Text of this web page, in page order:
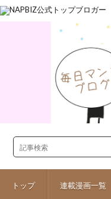
トップ 連載漫画一覧